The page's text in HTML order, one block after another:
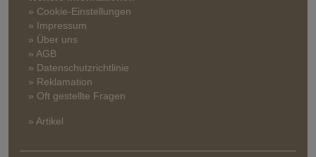
» Cookie-Einstellungen
» Impressum
» Über uns
» AGB
» Datenschutzrichtlinie
» Reklamation
» Oft gestellte Fragen
» Artikel